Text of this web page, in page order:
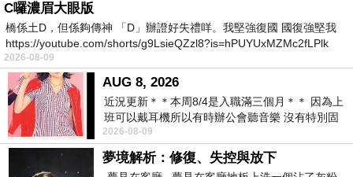
C囉濃眉大眼版
橋係土D，但係夠傳神 「D」辦證好失禮咩。我堅強復國 國復強堅我
https://youtube.com/shorts/g9LsieQZzl8?is=hPUYUxMZMc2fLPlk
2026-08-09
AUG 8, 2026
近況更新＊＊本周8/4是入職滿三個月＊＊ 因為上
班可以戴耳機所以有時辦公會聽音樂 沒有特別固
定哪天但就是一周某一天會固定聽'90
2026-08-09
夢境解析：修復、失控與放下